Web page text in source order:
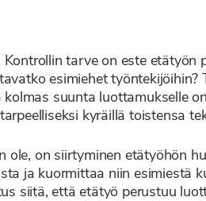
tarve on este
esimiehet
suunta luottamukselle
kyräillä toistensa
ole, on siirtyminen etätyöhön
ja kuormittaa niin esimiestä
siitä, että etätyö perustuu